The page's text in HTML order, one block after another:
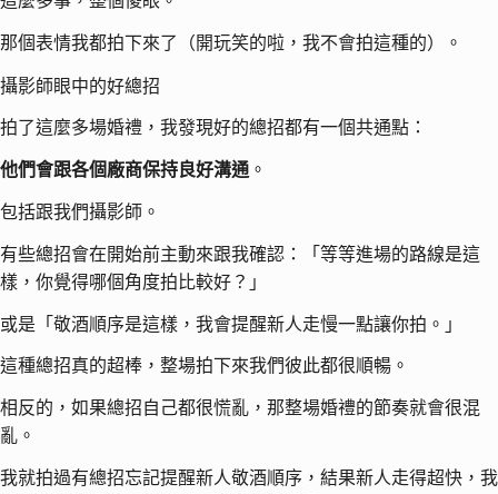
那個表情我都拍下來了（開玩笑的啦，我不會拍這種的）。
攝影師眼中的好總招
拍了這麼多場婚禮，我發現好的總招都有一個共通點：
他們會跟各個廠商保持良好溝通 。
包括跟我們攝影師。
有些總招會在開始前主動來跟我確認：「等等進場的路線是這
樣，你覺得哪個角度拍比較好？」
或是「敬酒順序是這樣，我會提醒新人走慢一點讓你拍。」
這種總招真的超棒，整場拍下來我們彼此都很順暢。
相反的，如果總招自己都很慌亂，那整場婚禮的節奏就會很混
亂。
我就拍過有總招忘記提醒新人敬酒順序，結果新人走得超快，我